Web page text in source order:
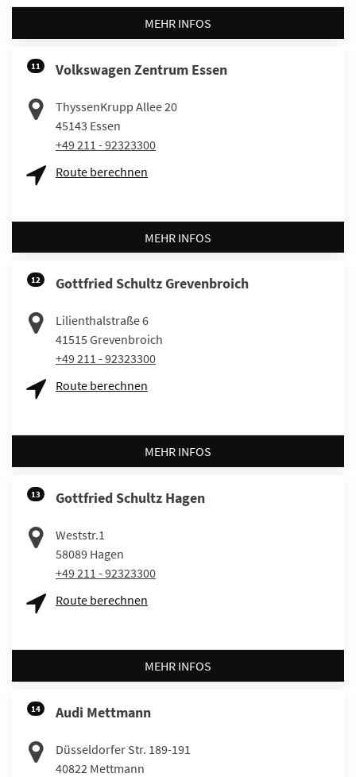
MEHR INFOS
11 Volkswagen Zentrum Essen
ThyssenKrupp Allee 20
45143 Essen
+49 211 - 92323300
Route berechnen
MEHR INFOS
12 Gottfried Schultz Grevenbroich
Lilienthalstraße 6
41515 Grevenbroich
+49 211 - 92323300
Route berechnen
MEHR INFOS
13 Gottfried Schultz Hagen
Weststr.1
58089 Hagen
+49 211 - 92323300
Route berechnen
MEHR INFOS
14 Audi Mettmann
Düsseldorfer Str. 189-191
40822 Mettmann